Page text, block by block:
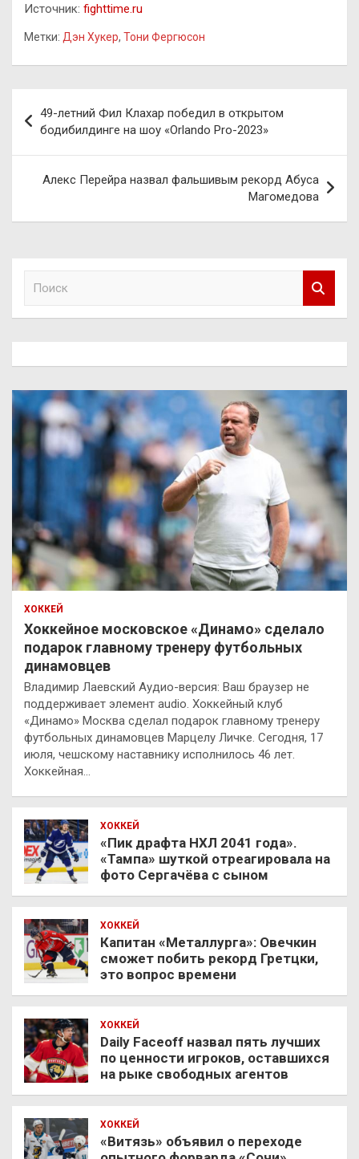
Источник: fighttime.ru
Метки: Дэн Хукер, Тони Фергюсон
по
записям
49-летний Фил Клахар победил в открытом
бодибилдинге на шоу «Orlando Pro-2023»
Алекс Перейра назвал фальшивым рекорд Абуса
Магомедова
ХОККЕЙ
Хоккейное московское «Динамо» сделало
подарок главному тренеру футбольных
динамовцев
Владимир Лаевский Аудио-версия: Ваш браузер не
поддерживает элемент audio. Хоккейный клуб
«Динамо» Москва сделал подарок главному тренеру
футбольных динамовцев Марцелу Личке. Сегодня, 17
июля, чешскому наставнику исполнилось 46 лет.
Хоккейная…
ХОККЕЙ
«Пик драфта НХЛ 2041 года».
«Тампа» шуткой отреагировала на
фото Сергачёва с сыном
ХОККЕЙ
Капитан «Металлурга»: Овечкин
сможет побить рекорд Гретцки,
это вопрос времени
ХОККЕЙ
Daily Faceoff назвал пять лучших
по ценности игроков, оставшихся
на рыке свободных агентов
ХОККЕЙ
«Витязь» объявил о переходе